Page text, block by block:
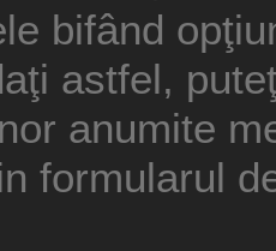
bifând
astfel,
anumite
formularul